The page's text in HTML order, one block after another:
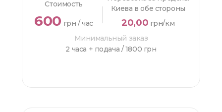
Стоимость
600 грн / час
Киева в обе стороны
20,00 грн/км
Минимальный заказ
2 часа + подача /1800 грн